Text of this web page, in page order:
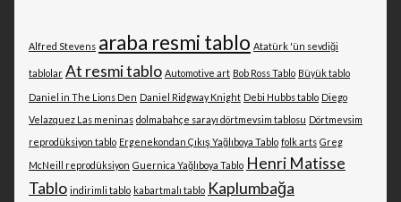
Alfred Stevens araba resmi tablo Atatürk 'ün sevdiği
tablolar At resmi tablo Automotive art Bob Ross Tablo Büyük tablo
Daniel in The Lions Den Daniel Ridgway Knight Debi Hubbs tablo Diego
Velazquez Las meninas dolmabahçe sarayı dörtmevsim tablosu Dörtmevsim
reprodüksiyon tablo Ergenekondan Çıkış Yağlıboya Tablo folk arts Greg
McNeill reprodüksiyon Guernica Yağlıboya Tablo Henri Matisse
Tablo indirimli tablo kabartmalı tablo Kaplumbağa